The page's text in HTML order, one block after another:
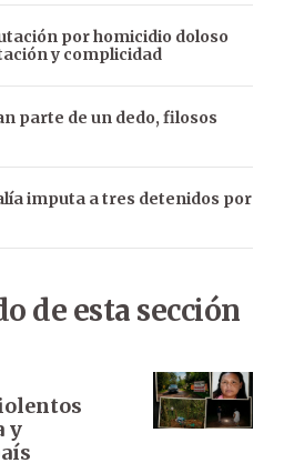
por homicidio doloso
y complicidad
parte de un dedo, filosos
imputa a tres detenidos por
de esta sección
y